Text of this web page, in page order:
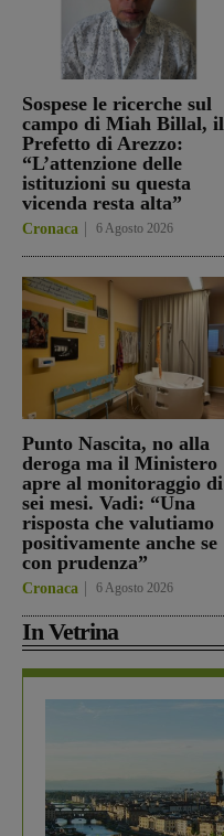
Sospese le ricerche sul
campo di Miah Billal, il
Prefetto di Arezzo:
“L’attenzione delle
istituzioni su questa
vicenda resta alta”
Cronaca 6 Agosto 2026
Punto Nascita, no alla
deroga ma il Ministero
apre al monitoraggio di
sei mesi. Vadi: “Una
risposta che valutiamo
positivamente anche se
con prudenza”
Cronaca 6 Agosto 2026
In Vetrina